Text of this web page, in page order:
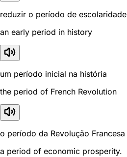
reduzir o período de escolaridade
an early period in history
um período inicial na história
the period of French Revolution
o período da Revolução Francesa
a period of economic prosperity.